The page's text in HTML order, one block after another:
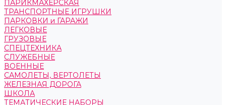
ПАРИКМАХЕРСКАЯ
ТРАНСПОРТНЫЕ ИГРУШКИ
ПАРКОВКИ и ГАРАЖИ
ЛЕГКОВЫЕ
ГРУЗОВЫЕ
СПЕЦТЕХНИКА
СЛУЖЕБНЫЕ
ВОЕННЫЕ
САМОЛЕТЫ, ВЕРТОЛЕТЫ
ЖЕЛЕЗНАЯ ДОРОГА
ШКОЛА
ТЕМАТИЧЕСКИЕ НАБОРЫ